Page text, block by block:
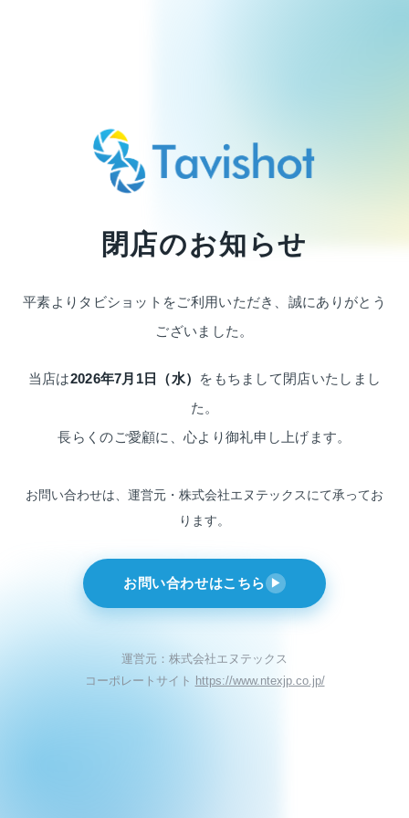
閉店のお知らせ
平素よりタビショットをご利用いただき、 誠にありがとう
ございました。
当店は2026年7月1日（水） をもちまして閉店いたしまし
た。
長らくのご愛顧に、心より御礼申し上げます。
お問い合わせは、運営元・株式会社エヌテックスにて承ってお
ります。
お問い合わせはこちら ▶
運営元：株式会社エヌテックス
コーポレートサイト https://www.ntexjp.co.jp/